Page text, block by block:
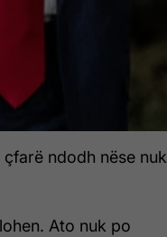
ndodh nëse nuk
Ato nuk po